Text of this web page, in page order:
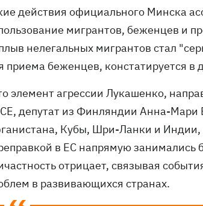
действия официального Минска
мигрантов, беженцев и
нелегальных мигрантов стал
приема беженцев, констатируется в
элемент агрессии Лукашенко,
депутат из Финляндии Анна-Мари
Кубы, Шри-Ланки и Индии,
в ЕС напрямую
отрицает, связывая
в развивающихся странах.